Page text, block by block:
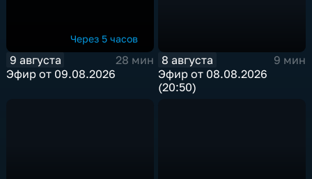
Через 5 часов
9 августа
28 мин
Эфир от 09.08.2026
8 августа
9 мин
Эфир от 08.08.2026
(20:50)